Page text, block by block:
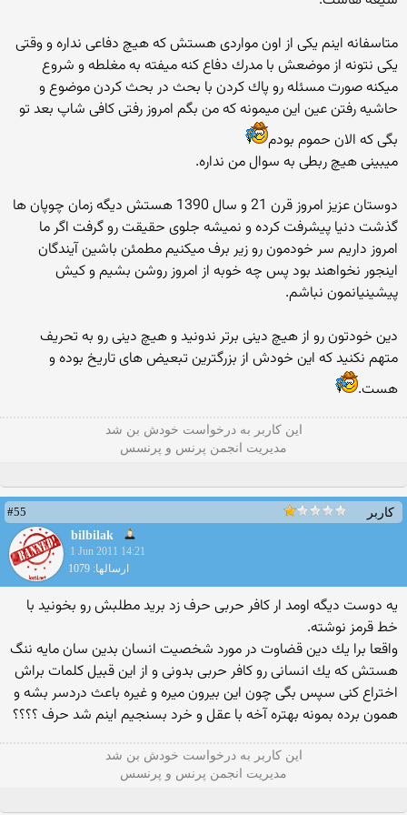
متاسفانه اینم یكی از اون مواردی هستش كه هیچ دفاعی نداره و وقتی
یكی نتونه از موضعش با مدرك دفاع كنه میفته به مغلطه و شروع
میكنه صورت مسئله رو پاك كردن با بحث در بحث كردن موضوع و
حاشیه رفتن عین این میمونه كه من بگم امروز رفتی كافی شاپ بعد تو
بگی كه الان حموم بودم
میبینی هیچ ربطی به سوال من نداره.
دوستان عزیز امروز قرن 21 و سال 1390 هستش دیگه زمان چوپان ها
گذشت دنیا پیشرفت كرده و نمیشه جلوی حقیقت رو گرفت اگر ما
امروز داریم سر خودمون رو زیر برف میكنیم مطمئن باشین آیندگان
اینجور نخواهند بود پس چه خوبه از امروز روشن بشیم و كیش
پیشینیانمون نباشم.
دین خودتون رو از هیچ دینی برتر ندونید و هیچ دینی رو به تحریف
متهم نكنید كه این خودش از بزرگترین تبعیض های تاریخ بوده و
هست.
این كاربر به درخواست خودش بن شد
مدیریت انجمن پرنس و پرنسس
کاربر
#55
bilbilak
1 Jun 2011 14:21
ارسالها: 1079
یه دوست دیگه اومد ار كافر حربی حرف زد برید مطلبش رو بخونید با
خط قرمز نوشته.
واقعا برا یك دین قضاوت در مورد شخصیت انسان بدین سان مایه ننگ
هستش كه یك انسانی رو كافر حربی بدونی و از این قبیل كلمات براش
اختراع كنی سپس بگی چون این بیرون میره و غیره باعث دردسر بشه و
همون برده بمونه بهتره آخه با عقل و خرد بسنجیم اینم شد حرف ؟؟؟؟
این كاربر به درخواست خودش بن شد
مدیریت انجمن پرنس و پرنسس